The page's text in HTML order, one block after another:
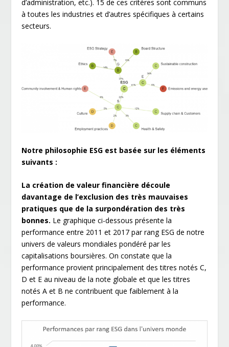
d’administration, etc.). 15 de ces critères sont communs
à toutes les industries et d’autres spécifiques à certains
secteurs.
Notre philosophie ESG est basée sur les éléments
suivants :
La création de valeur financière découle
davantage de l’exclusion des très mauvaises
pratiques que de la surpondération des très
bonnes. Le graphique ci-dessous présente la
performance entre 2011 et 2017 par rang ESG de notre
univers de valeurs mondiales pondéré par les
capitalisations boursières. On constate que la
performance provient principalement des titres notés C,
D et E au niveau de la note globale et que les titres
notés A et B ne contribuent que faiblement à la
performance.